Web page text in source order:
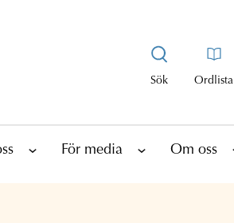
Sök Ordlista
För media Om oss